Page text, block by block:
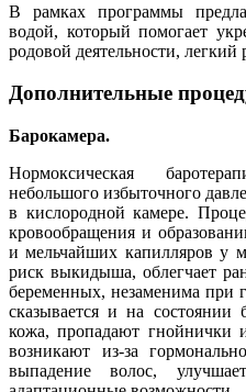
В рамках программы
водой, который помогает
родовой деятельности, легкий
Дополнительные
Барокамера.
Нормоксическая
небольшого избыточного
в кислородной камере.
кровообращения и
и мельчайших капилляров у
риск выкидыша, облегчает
беременных, незаменима при
сказывается и на состоянии
кожа, пропадают гнойнички
возникают из-за
выпадение волос,